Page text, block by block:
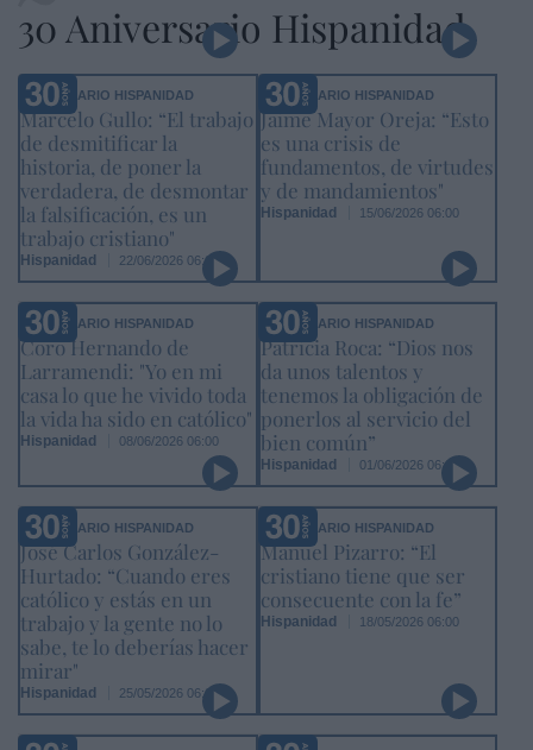
30 Aniversario Hispanidad
ANIVERSARIO HISPANIDAD
Marcelo Gullo: “El trabajo
de desmitificar la
historia, de poner la
verdadera, de desmontar
la falsificación, es un
trabajo cristiano"
Hispanidad 22/06/2026 06:00
ANIVERSARIO HISPANIDAD
Jaime Mayor Oreja: “Esto
es una crisis de
fundamentos, de virtudes
y de mandamientos"
Hispanidad 15/06/2026 06:00
ANIVERSARIO HISPANIDAD
Coro Hernando de
Larramendi: "Yo en mi
casa lo que he vivido toda
la vida ha sido en católico"
Hispanidad 08/06/2026 06:00
ANIVERSARIO HISPANIDAD
Patricia Roca: “Dios nos
da unos talentos y
tenemos la obligación de
ponerlos al servicio del
bien común”
Hispanidad 01/06/2026 06:00
ANIVERSARIO HISPANIDAD
José Carlos González-
Hurtado: “Cuando eres
católico y estás en un
trabajo y la gente no lo
sabe, te lo deberías hacer
mirar"
Hispanidad 25/05/2026 06:00
ANIVERSARIO HISPANIDAD
Manuel Pizarro: “El
cristiano tiene que ser
consecuente con la fe”
Hispanidad 18/05/2026 06:00